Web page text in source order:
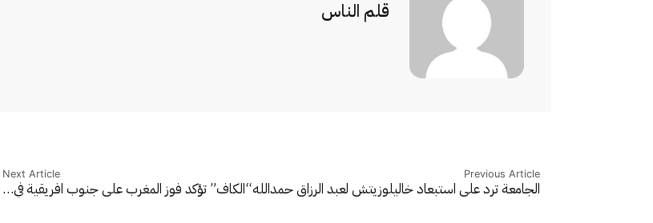
قلم الناس
Previous Article
الجامعة ترد على استبعاد خاليلوزيتش لعبد الرزاق حمدالله
Next Article
“الكاف” تؤكد فوز المغرب على جنوب افريقية في…